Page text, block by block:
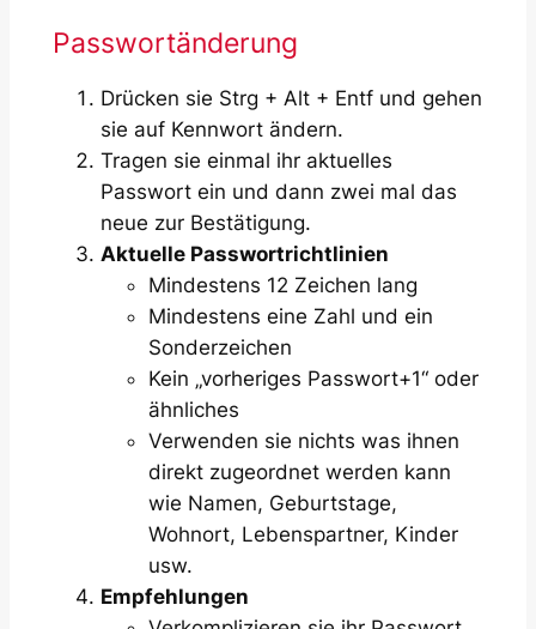
Passwortänderung
Drücken sie Strg + Alt + Entf und gehen
sie auf Kennwort ändern.
Tragen sie einmal ihr aktuelles
Passwort ein und dann zwei mal das
neue zur Bestätigung.
Aktuelle Passwortrichtlinien
Mindestens 12 Zeichen lang
Mindestens eine Zahl und ein
Sonderzeichen
Kein „vorheriges Passwort+1“oder
ähnliches
Verwenden sie nichts was ihnen
direkt zugeordnet werden kann
wie Namen, Geburtstage,
Wohnort, Lebenspartner, Kinder
usw.
Empfehlungen